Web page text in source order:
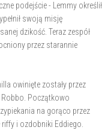
podejście - Lemmy określił
swoją misję
dzikość. Teraz zespół
przez starannie
owinięte zostały przez
Początkowo
na gorąco przez
i ozdobniki Eddiego.